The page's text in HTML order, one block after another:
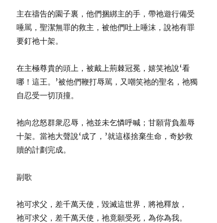
主在禱告的園子裏，他們捆綁主的手，帶祂遊行備受
唾駡，聖潔無罪的救主，被他們吐上唾沫，說祂有罪
要釘祂十架。
在主極尊貴的頭上，被戴上荊棘冠冕，嬉笑祂說‘看
哪！這王。’被他們鞭打辱駡，又嘲笑祂的聖名，祂獨
自忍受一切頂撞。
祂向忿怒群衆忍辱，祂並未乞憐呼喊；甘願背負羞辱
十架。當祂大聲說‘成了，’就這樣捨棄生命，奇妙救
贖的計劃完成。
副歌
祂可求父，差千萬天使，毀滅這世界，將祂釋放，
祂可求父，差千萬天使，祂竟願受死，為你為我。